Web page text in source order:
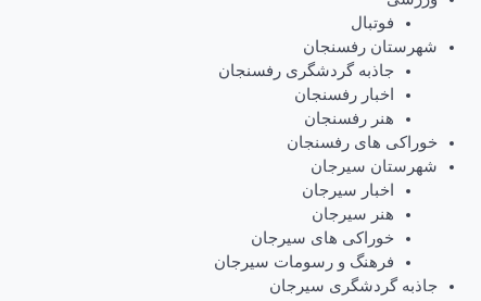
فوتبال
شهرستان رفسنجان
جاذبه گردشگری رفسنجان
اخبار رفسنجان
هنر رفسنجان
خوراکی های رفسنجان
شهرستان سیرجان
اخبار سیرجان
هنر سیرجان
خوراکی های سیرجان
فرهنگ و رسومات سیرجان
جاذبه گردشگری سیرجان